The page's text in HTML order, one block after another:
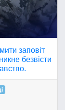
заповіт
безвісти